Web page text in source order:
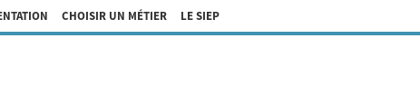
CHOISIR UN MÉTIER LE SIEP